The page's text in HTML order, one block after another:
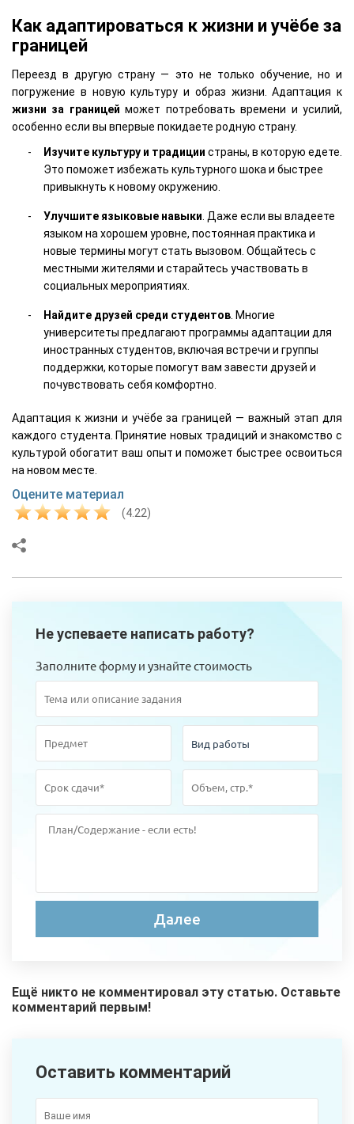
Как адаптироваться к жизни и учёбе за
границей
Переезд в другую страну — это не только обучение, но и
погружение в новую культуру и образ жизни. Адаптация к
жизни за границей может потребовать времени и усилий,
особенно если вы впервые покидаете родную страну.
Изучите культуру и традиции страны, в которую едете.
Это поможет избежать культурного шока и быстрее
привыкнуть к новому окружению.
Улучшите языковые навыки. Даже если вы владеете
языком на хорошем уровне, постоянная практика и
новые термины могут стать вызовом. Общайтесь с
местными жителями и старайтесь участвовать в
социальных мероприятиях.
Найдите друзей среди студентов. Многие
университеты предлагают программы адаптации для
иностранных студентов, включая встречи и группы
поддержки, которые помогут вам завести друзей и
почувствовать себя комфортно.
Адаптация к жизни и учёбе за границей — важный этап для
каждого студента. Принятие новых традиций и знакомство с
культурой обогатит ваш опыт и поможет быстрее освоиться
на новом месте.
Оцените материал
(4.22)
Не успеваете написать работу?
Заполните форму и узнайте стоимость
Ещё никто не комментировал эту статью. Оставьте
комментарий первым!
Оставить комментарий